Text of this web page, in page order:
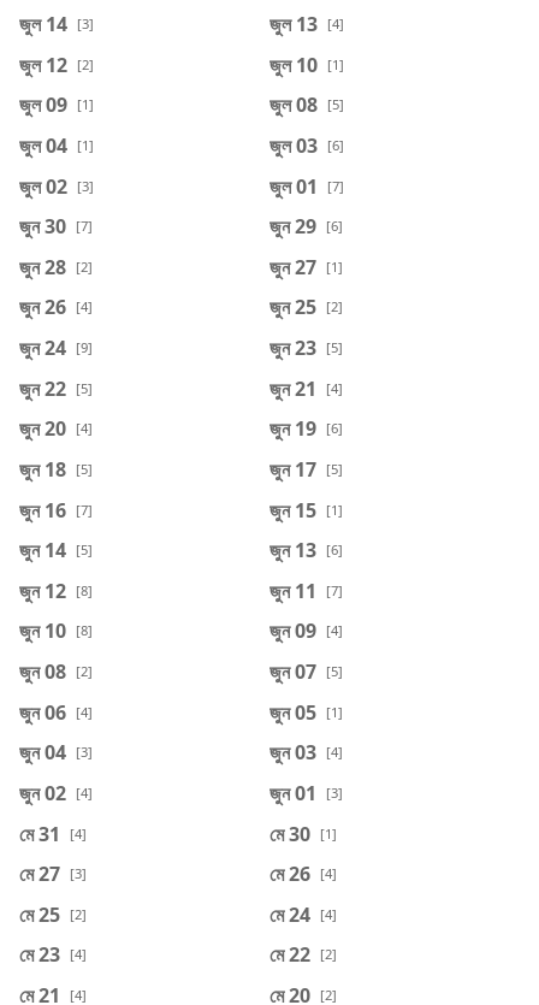
জুল 14 [3] জুল 13 [4]
জুল 12 [2] জুল 10 [1]
জুল 09 [1] জুল 08 [5]
জুল 04 [1] জুল 03 [6]
জুল 02 [3] জুল 01 [7]
জুন 30 [7] জুন 29 [6]
জুন 28 [2] জুন 27 [1]
জুন 26 [4] জুন 25 [2]
জুন 24 [9] জুন 23 [5]
জুন 22 [5] জুন 21 [4]
জুন 20 [4] জুন 19 [6]
জুন 18 [5] জুন 17 [5]
জুন 16 [7] জুন 15 [1]
জুন 14 [5] জুন 13 [6]
জুন 12 [8] জুন 11 [7]
জুন 10 [8] জুন 09 [4]
জুন 08 [2] জুন 07 [5]
জুন 06 [4] জুন 05 [1]
জুন 04 [3] জুন 03 [4]
জুন 02 [4] জুন 01 [3]
মে 31 [4] মে 30 [1]
মে 27 [3] মে 26 [4]
মে 25 [2] মে 24 [4]
মে 23 [4] মে 22 [2]
মে 21 [4] মে 20 [2]